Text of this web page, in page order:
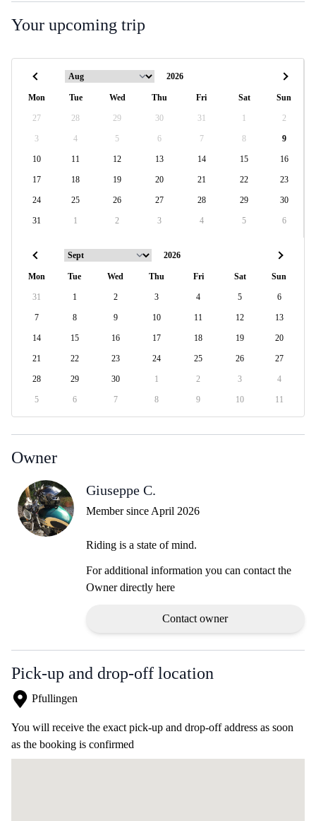
Your upcoming trip
Mon Tue Wed Thu Fri Sat Sun
27 28 29 30 31 1 2
3 4 5 6 7 8 9
10 11 12 13 14 15 16
17 18 19 20 21 22 23
24 25 26 27 28 29 30
31 1 2 3 4 5 6
Mon Tue Wed Thu Fri Sat Sun
31 1 2 3 4 5 6
7 8 9 10 11 12 13
14 15 16 17 18 19 20
21 22 23 24 25 26 27
28 29 30 1 2 3 4
5 6 7 8 9 10 11
Owner
Giuseppe C.
Member since April 2026
Riding is a state of mind.
For additional information you can contact the
Owner directly here
Contact owner
Pick-up and drop-off location
Pfullingen
You will receive the exact pick-up and drop-off address as soon
as the booking is confirmed